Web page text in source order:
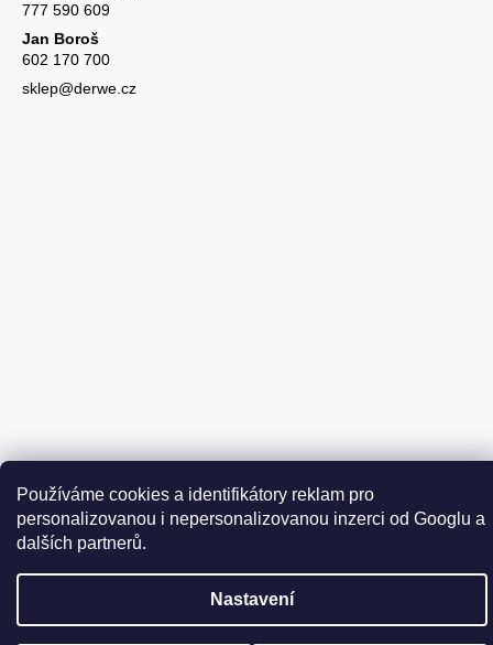
Používáme cookies a identifikátory reklam pro
personalizovanou i nepersonalizovanou inzerci od Googlu a
dalších partnerů.
Nastavení
777 590 609
Jan Boroš
602 170 700
sklep@derwe.cz
Copyright 2026
DER WEINSCHMECKER.CZ
. Všechna práva
vyhrazena.
Upravit nastavení cookies